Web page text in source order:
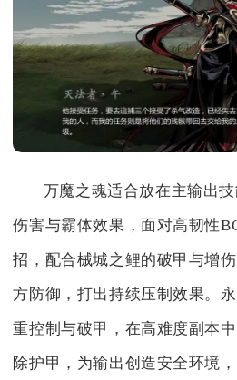
万魔之魂适合放在主输出
伤害与霸体效果，面对高韧性
招，配合械城之鲤的破甲与增
方防御，打出持续压制效果。
重控制与破甲，在高难度副本
除护甲，为输出创造安全环境